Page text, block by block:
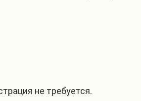
не требуется.